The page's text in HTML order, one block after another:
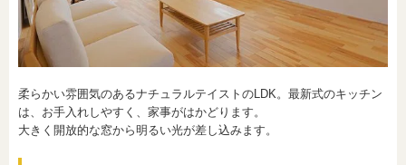
柔らかい雰囲気のあるナチュラルテイストのLDK。最新式のキッチン
は、お手入れしやすく、家事がはかどります。
大きく開放的な窓から明るい光が差し込みます。